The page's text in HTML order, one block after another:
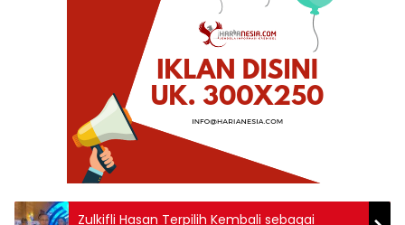
Zulkifli Hasan Terpilih Kembali sebagai